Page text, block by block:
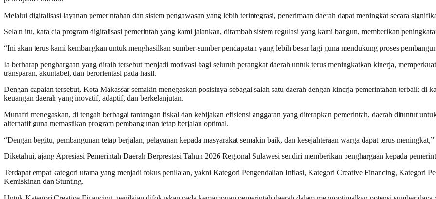
Melalui digitalisasi layanan pemerintahan dan sistem pengawasan yang lebih terintegrasi, penerimaan daerah dapat meningkat secara
Selain itu, kata dia program digitalisasi pemerintah yang kami jalankan, ditambah sistem regulasi yang kami bangun, memberikan
“Ini akan terus kami kembangkan untuk menghasilkan sumber-sumber pendapatan yang lebih besar lagi guna mendukung proses
Ia berharap penghargaan yang diraih tersebut menjadi motivasi bagi seluruh perangkat daerah untuk terus meningkatkan kinerja,
transparan, akuntabel, dan berorientasi pada hasil.
Dengan capaian tersebut, Kota Makassar semakin menegaskan posisinya sebagai salah satu daerah dengan kinerja pemerintahan terbaik di
keuangan daerah yang inovatif, adaptif, dan berkelanjutan.
Munafri menegaskan, di tengah berbagai tantangan fiskal dan kebijakan efisiensi anggaran yang diterapkan pemerintah, daerah dituntut
alternatif guna memastikan program pembangunan tetap berjalan optimal.
“Dengan begitu, pembangunan tetap berjalan, pelayanan kepada masyarakat semakin baik, dan kesejahteraan warga dapat terus
Diketahui, ajang Apresiasi Pemerintah Daerah Berprestasi Tahun 2026 Regional Sulawesi sendiri memberikan penghargaan kepada
Terdapat empat kategori utama yang menjadi fokus penilaian, yakni Kategori Pengendalian Inflasi, Kategori Creative Financing, Kategori
Kemiskinan dan Stunting.